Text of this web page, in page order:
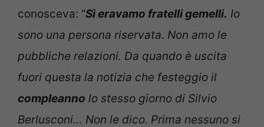
conosceva: “Sì eravamo fratelli gemelli. Io
sono una persona riservata. Non amo le
pubbliche relazioni. Da quando è uscita
fuori questa la notizia che festeggio il
compleanno lo stesso giorno di Silvio
Berlusconi… Non le dico. Prima nessuno si